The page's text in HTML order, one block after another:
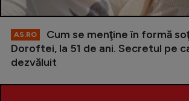
AS.RO
Cum se menţine în formă
Doroftei, la 51 de ani. Secretul pe
dezvăluit